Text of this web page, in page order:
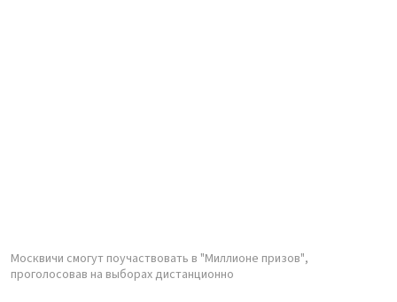
Москвичи смогут поучаствовать в "Миллионе призов",
проголосовав на выборах дистанционно